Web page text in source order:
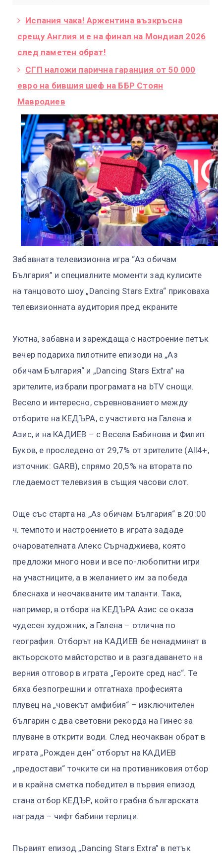
Испания чака! Аржентина възкръсна
срещу Англия и е на финал на Мондиал 2026
след паметен обрат!
СГП наложи парична гаранция от 50 000
евро на бившия шеф на ББР Стоян
Мавродиев
Забавната телевизионна игра “Аз обичам
България” и специалните моменти зад кулисите
на танцовото шоу „Dancing Stars Extra“ приковаха
телевизионната аудитория пред екраните
Уютна, забавна и зареждаща с настроение петък
вечер подариха пилотните епизоди на „Аз
обичам България“ и „Dancing Stars Extra” на
зрителите, избрали програмата на bTV снощи.
Весело и интересно, съревнованието между
отборите на КЕДЪРА, с участието на Галена и
Азис, и на КАДИЕВ – с Весела Бабинова и Филип
Буков, е проследено от 29,7% от зрителите (All4+,
източник: GARB), спрямо 20,5% на втората по
гледаемост телевизия в същия часови слот.
Още със старта на „Аз обичам България“ в 20:00
ч. темпото и настроението в играта зададе
очарователната Алекс Сърчаджиева, която
предложи много нови и все по-любопитни игри
на участниците, а в желанието им за победа
блеснаха и неочакваните им таланти. Така,
например, в отбора на КЕДЪРА Азис се оказа
чудесен художник, а Галена – отлична по
география. Отборът на КАДИЕВ бе ненадминат в
актьорското майсторство и в разгадаването на
верния отговор в играта „Героите сред нас“. Те
бяха безпогрешни и отгатнаха професията
плувец на „човекът амфибия“ – изключителен
българин с два световни рекорда на Гинес за
плуване в открити води. След неочакван обрат в
играта „Рожден ден“ отборът на КАДИЕВ
„предостави“ точките си на противниковия отбор
и в крайна сметка победител в първия епизод
стана отбор КЕДЪР, който грабна българската
награда – чифт бабини терлици.
Първият епизод „Dancing Stars Extra” в петък